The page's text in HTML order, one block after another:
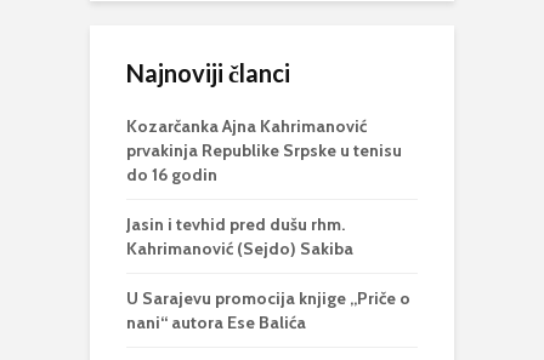
Najnoviji članci
Kozarčanka Ajna Kahrimanović
prvakinja Republike Srpske u tenisu
do 16 godin
Jasin i tevhid pred dušu rhm.
Kahrimanović (Sejdo) Sakiba
U Sarajevu promocija knjige „Priče o
nani“ autora Ese Balića